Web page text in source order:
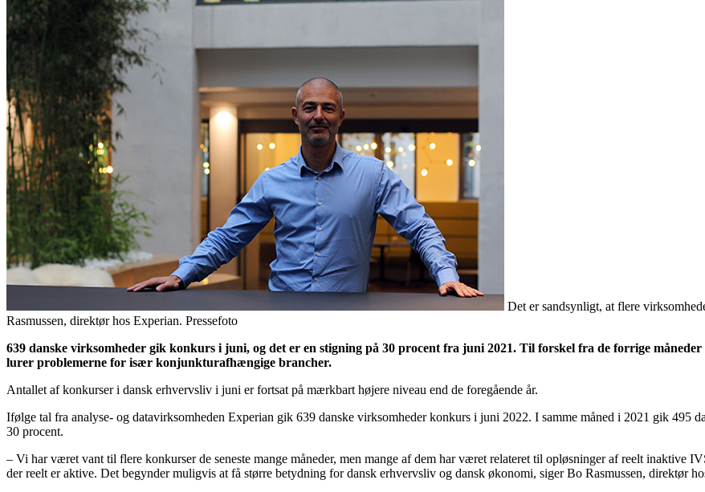
Det er sandsynligt, at flere
Rasmussen, direktør hos Experian. Pressefoto
639 danske virksomheder gik konkurs i juni, og det er en stigning på 30 procent fra juni 2021. Til forskel fra de forrige
lurer problemerne for især konjunkturafhængige brancher.
Antallet af konkurser i dansk erhvervsliv i juni er fortsat på mærkbart højere niveau end de foregående år.
Ifølge tal fra analyse- og datavirksomheden Experian gik 639 danske virksomheder konkurs i juni 2022. I samme måned i 2021 gik 495
30 procent.
– Vi har været vant til flere konkurser de seneste mange måneder, men mange af dem har været relateret til opløsninger af reelt inaktive
der reelt er aktive. Det begynder muligvis at få større betydning for dansk erhvervsliv og dansk økonomi, siger Bo Rasmussen, direktør